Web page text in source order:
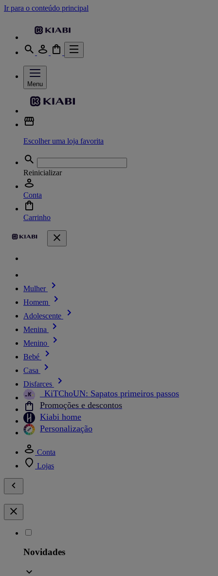
Ir para o conteúdo principal
Menu
Escolher uma loja favorita
Reinicializar
Conta
Carrinho
Mulher
Homem
Adolescente
Menina
Menino
Bebé
Casa
Disfarces
_KiTChoUN: Sapatos primeiros passos
Promoções e descontos
Kiabi home
Personalização
Conta
Lojas
Novidades